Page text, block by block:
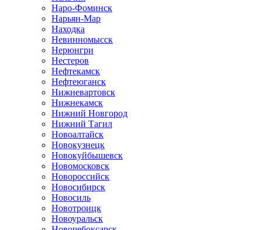
Наро-Фоминск
Нарьян-Мар
Находка
Невинномысск
Нерюнгри
Нестеров
Нефтекамск
Нефтеюганск
Нижневартовск
Нижнекамск
Нижний Новгород
Нижний Тагил
Новоалтайск
Новокузнецк
Новокуйбышевск
Новомосковск
Новороссийск
Новосибирск
Новосиль
Новотроицк
Новоуральск